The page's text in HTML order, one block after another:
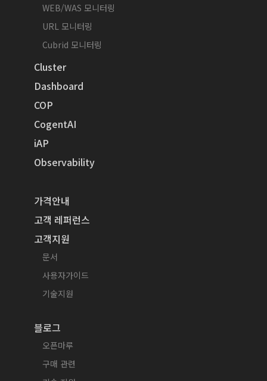
WEB/WAS 모니터링
URL 모니터링
Cubrid 모니터링
Cluster
Dashboard
COP
CogentAI
iAP
Observability
가격안내
고객 레퍼런스
고객지원
문서
사용자가이드
기술지원
블로그
오픈마루
구매 관련